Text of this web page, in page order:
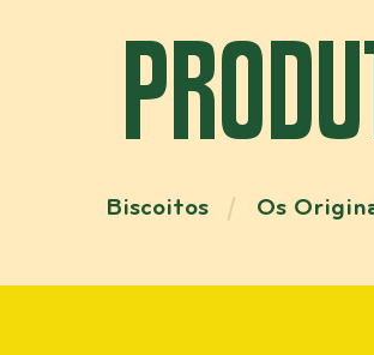
Biscoitos Os